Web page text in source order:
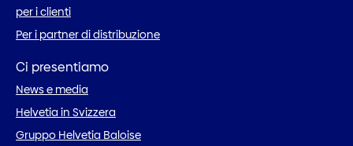
per i clienti
Per i partner di distribuzione
Ci presentiamo
News e media
Helvetia in Svizzera
Gruppo Helvetia Baloise